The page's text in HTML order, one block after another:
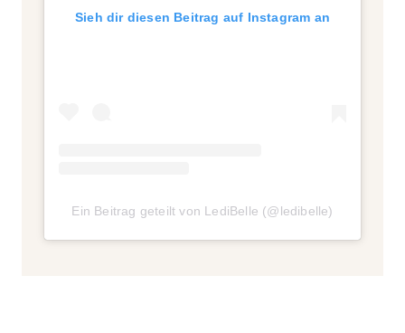
Sieh dir diesen Beitrag auf Instagram an
Ein Beitrag geteilt von LediBelle (@ledibelle)